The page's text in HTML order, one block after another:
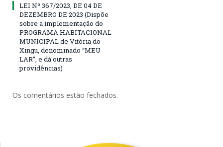
LEI Nº 367/2023, DE 04 DE
DEZEMBRO DE 2023 (Dispõe
sobre a implementação do
PROGRAMA HABITACIONAL
MUNICIPAL de Vitória do
Xingu, denominado “MEU
LAR”, e dá outras
providências)
Os comentários estão fechados.